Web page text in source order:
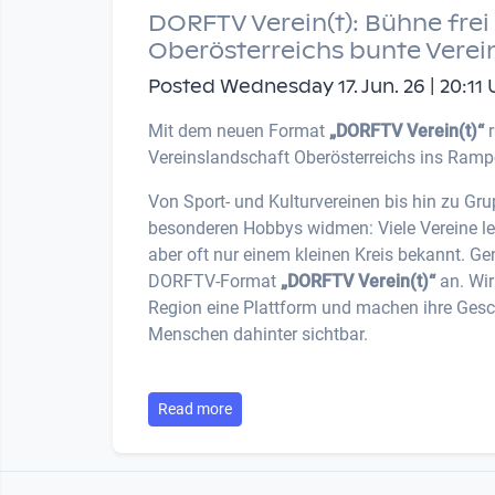
DORFTV Verein(t): Bühne
Oberösterreichs bunte
Posted Wednesday 17. Jun. 26 | 20:11
Mit dem neuen Format „DORFTV Verein(t)“
Vereinslandschaft Oberösterreichs ins
Von Sport- und Kulturvereinen bis hin zu
besonderen Hobbys widmen: Viele Vereine
aber oft nur einem kleinen Kreis bekannt.
DORFTV-Format „DORFTV Verein(t)“an. Wir
Region eine Plattform und machen ihre
Menschen dahinter sichtbar.
Read more